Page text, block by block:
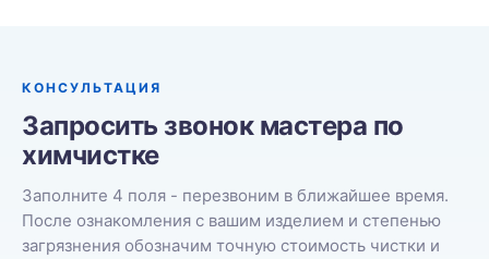
КОНСУЛЬТАЦИЯ
Запросить звонок мастера по
химчистке
Заполните 4 поля - перезвоним в ближайшее время.
После ознакомления с вашим изделием и степенью
загрязнения обозначим точную стоимость чистки и